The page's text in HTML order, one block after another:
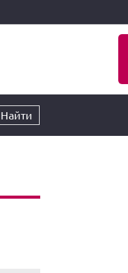
Найти